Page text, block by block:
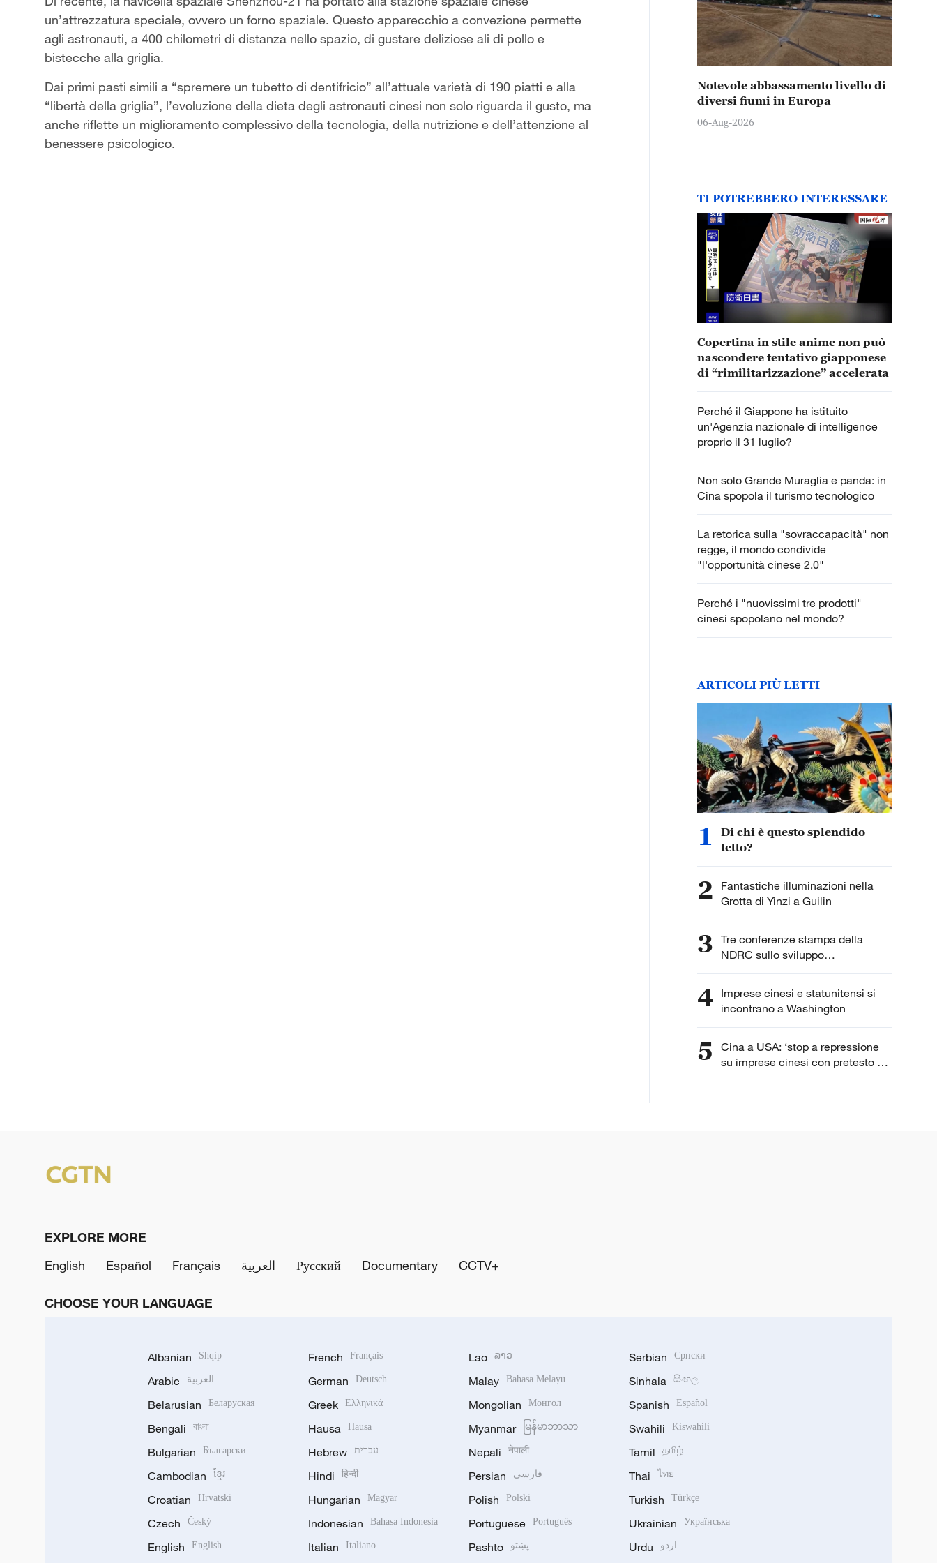
un’attrezzatura speciale, ovvero un forno spaziale. Questo apparecchio a convezione permette
agli astronauti, a 400 chilometri di distanza nello spazio, di gustare deliziose ali di pollo e
bistecche alla griglia.
Dai primi pasti simili a “spremere un tubetto di dentifricio” all’attuale varietà di 190 piatti e alla
“libertà della griglia”, l’evoluzione della dieta degli astronauti cinesi non solo riguarda il gusto, ma
anche riflette un miglioramento complessivo della tecnologia, della nutrizione e dell’attenzione al
benessere psicologico.
Notevole abbassamento livello di
diversi fiumi in Europa
06-Aug-2026
TI POTREBBERO INTERESSARE
Copertina in stile anime non può
nascondere tentativo giapponese
di “rimilitarizzazione” accelerata
Perché il Giappone ha istituito
un'Agenzia nazionale di intelligence
proprio il 31 luglio?
Non solo Grande Muraglia e panda: in
Cina spopola il turismo tecnologico
La retorica sulla "sovraccapacità" non
regge, il mondo condivide
"l'opportunità cinese 2.0"
Perché i "nuovissimi tre prodotti"
cinesi spopolano nel mondo?
ARTICOLI PIÙ LETTI
1
Di chi è questo splendido
tetto?
2
Fantastiche illuminazioni nella
Grotta di Yinzi a Guilin
3 Tre conferenze stampa della
NDRC sullo sviluppo
dell'intelligenza artificiale
4 Imprese cinesi e statunitensi si
incontrano a Washington
5
Cina a USA: ‘stop a repressione
su imprese cinesi con pretesto di
EXPLORE MORE
English
Español Français العربية Русский Documentary CCTV+
CHOOSE YOUR LANGUAGE
Albanian Shqip
Arabic العربية
Belarusian Беларуская
Bengali বাংলা
Bulgarian Български
Cambodian ខ្មែរ
Croatian Hrvatski
Czech Český
English English
French Français
German Deutsch
Greek Ελληνικά
Hausa Hausa
Hebrew עברית
Hindi हिन्दी
Hungarian Magyar
Indonesian Bahasa Indonesia
Italian Italiano
Lao ລາວ
Malay Bahasa Melayu
Mongolian Монгол
Myanmar မြန်မာဘာသာ
Nepali नेपाली
Persian فارسی
Polish Polski
Portuguese Português
Pashto پښتو
Serbian Српски
Sinhala සිංහල
Spanish Español
Swahili Kiswahili
Tamil தமிழ்
Thai ไทย
Turkish Türkçe
Ukrainian Українська
Urdu اردو